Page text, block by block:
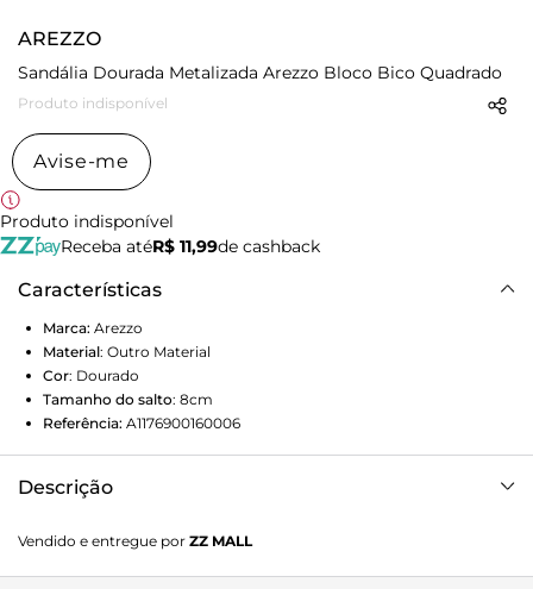
AREZZO
Sandália Dourada Metalizada Arezzo Bloco Bico Quadrado
Produto indisponível
Avise-me
Produto indisponível
Receba atéR$ 11,99de cashback
Características
Marca: Arezzo
Material: Outro Material
Cor: Dourado
Tamanho do salto: 8cm
Referência: A1176900160006
Descrição
modelo tem salto médio bloco, revestido no mesmo
material do calçado, e bico quadrado. Traz tira sobre os
Vendido e entregue por ZZ MALL